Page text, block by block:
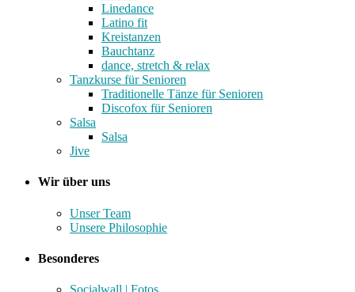
Linedance
Latino fit
Kreistanzen
Bauchtanz
dance, stretch & relax
Tanzkurse für Senioren
Traditionelle Tänze für Senioren
Discofox für Senioren
Salsa
Salsa
Jive
Wir über uns
Unser Team
Unsere Philosophie
Besonderes